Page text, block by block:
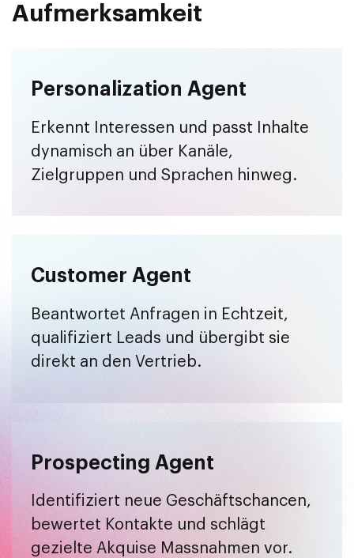
Aufmerksamkeit
Personalization Agent
Erkennt Interessen und passt Inhalte
dynamisch an über Kanäle,
Zielgruppen und Sprachen hinweg.
Customer Agent
Beantwortet Anfragen in Echtzeit,
qualifiziert Leads und übergibt sie
direkt an den Vertrieb.
Prospecting Agent
Identifiziert neue Geschäftschancen,
bewertet Kontakte und schlägt
gezielte Akquise Massnahmen vor.